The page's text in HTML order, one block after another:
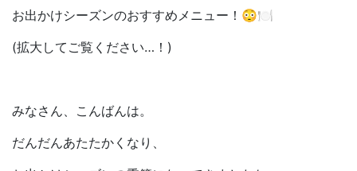
お出かけシーズンのおすすめメニュー！😳🍽
(拡大してご覧ください…！)
みなさん、こんばんは。
だんだんあたたかくなり、